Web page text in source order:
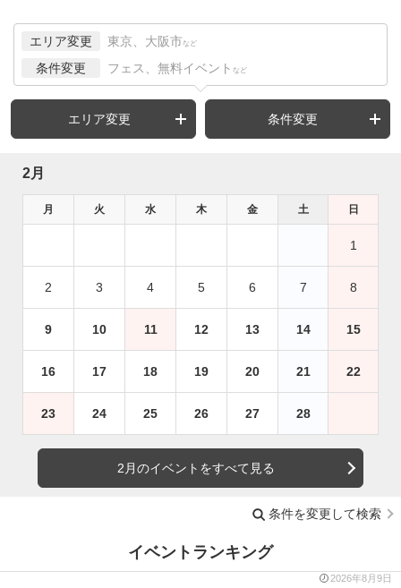
エリア変更 東京、大阪市 など
条件変更 フェス、無料イベント など
エリア変更 条件変更
2月
月 火 水 木 金 土 日
1
2 3 4 5 6 7 8
9 10 11 12 13 14 15
16 17 18 19 20 21 22
23 24 25 26 27 28
2月のイベントをすべて見る
条件を変更して検索
イベントランキング
2026年8月9日